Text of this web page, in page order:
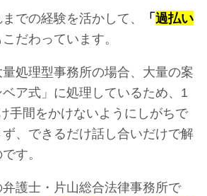
までの経験を活かして、 「 過払い
こだわっています。
処理型事務所の場合、大量の案
ア式」に処理しているため、1
手間をかけないようにしがちで
、できるだけ話し合いだけで解
す。
護士・片山総合法律事務所で